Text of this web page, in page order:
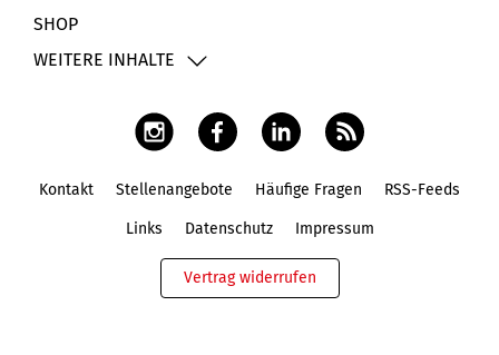
SHOP
WEITERE INHALTE
Kontakt Stellenangebote Häufige Fragen RSS-Feeds
Links Datenschutz Impressum
Vertrag widerrufen